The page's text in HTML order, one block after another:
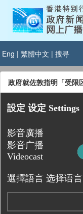
Eng | 繁體中文 | 搜寻
政府就佐敦指明「受限